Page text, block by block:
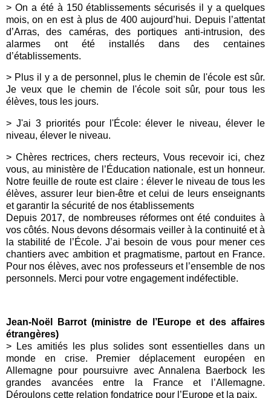
> On a été à 150 établissements sécurisés il y a quelques
mois, on en est à plus de 400 aujourd’hui. Depuis l’attentat
d’Arras, des caméras, des portiques anti-intrusion, des
alarmes ont été installés dans des centaines
d’établissements.
> Plus il y a de personnel, plus le chemin de l'école est sûr.
Je veux que le chemin de l'école soit sûr, pour tous les
élèves, tous les jours.
> J'ai 3 priorités pour l'École: élever le niveau, élever le
niveau, élever le niveau.
> Chères rectrices, chers recteurs, Vous recevoir ici, chez
vous, au ministère de l’Éducation nationale, est un honneur.
Notre feuille de route est claire : élever le niveau de tous les
élèves, assurer leur bien-être et celui de leurs enseignants
et garantir la sécurité de nos établissements
Depuis 2017, de nombreuses réformes ont été conduites à
vos côtés. Nous devons désormais veiller à la continuité et à
la stabilité de l’École. J’ai besoin de vous pour mener ces
chantiers avec ambition et pragmatisme, partout en France.
Pour nos élèves, avec nos professeurs et l’ensemble de nos
personnels. Merci pour votre engagement indéfectible.
Jean-Noël Barrot (ministre de l’Europe et des affaires
étrangères)
> Les amitiés les plus solides sont essentielles dans un
monde en crise. Premier déplacement européen en
Allemagne pour poursuivre avec Annalena Baerbock les
grandes avancées entre la France et l’Allemagne.
Déroulons cette relation fondatrice pour l’Europe et la paix.